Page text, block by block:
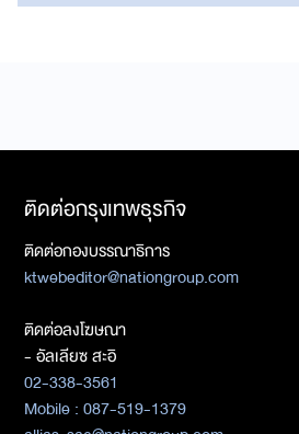
ติดต่อกรุงเทพธุรกิจ
ติดต่อกองบรรณาธิการ
ktwebeditor@nationgroup.com
ติดต่อลงโฆษณา
- อัลเลียซ สะอิ
02-338-3561
Mobile : 087-519-1379